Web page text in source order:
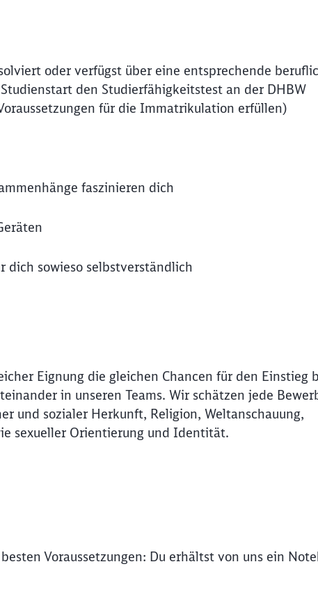
oder verfügst über eine entsprechende
den Studierfähigkeitstest an der DHBW
für die Immatrikulation erfüllen)
faszinieren dich
dich sowieso selbstverständlich
Eignung die gleichen Chancen für den Einstieg
in unseren Teams. Wir schätzen jede
und sozialer Herkunft, Religion, Weltanschauung,
sexueller Orientierung und Identität.
Voraussetzungen: Du erhältst von uns ein